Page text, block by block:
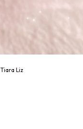
Tiara Liz